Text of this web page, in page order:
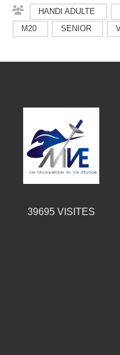
HANDI ADULTE
M20
SENIOR
39695VISITES